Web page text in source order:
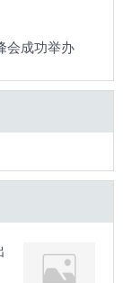
会成功举办